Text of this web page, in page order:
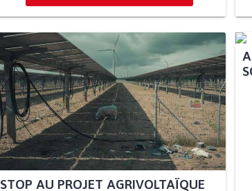
STOP AU PROJET AGRIVOLTAÏQUE